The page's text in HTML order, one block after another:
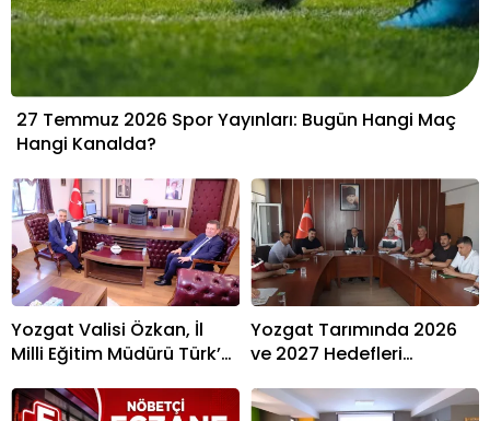
27 Temmuz 2026 Spor Yayınları: Bugün Hangi Maç
Hangi Kanalda?
Yozgat Valisi Özkan, İl
Milli Eğitim Müdürü Türk’ü
Yozgat Tarımında 2026
ve 2027 Hedefleri